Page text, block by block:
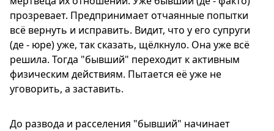
прозревает. Предпринимает отчаянные попытки
всё вернуть и исправить. Видит, что у его супруги
(де - юре) уже, так сказать, щёлкнуло. Она уже всё
решила. Тогда "бывший" переходит к активным
физическим действиям. Пытается её уже не
уговорить, а заставить.
До развода и расселения "бывший" начинает